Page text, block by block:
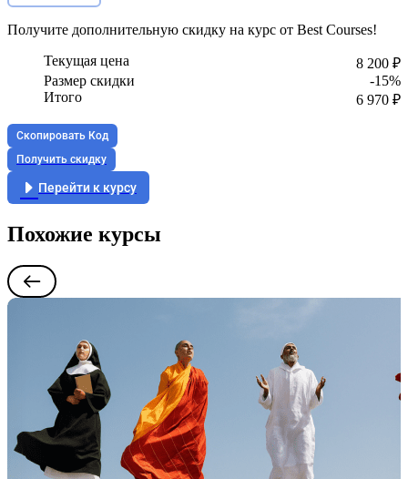
Получите дополнительную скидку на курс от Best Courses!
Текущая цена
8 200 ₽
Размер скидки
-15%
Итого
6 970 ₽
Скопировать Код
Получить скидку
Перейти к курсу
Похожие курсы